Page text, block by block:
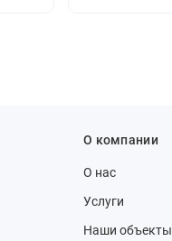
О компании
О нас
Услуги
Наши объекты